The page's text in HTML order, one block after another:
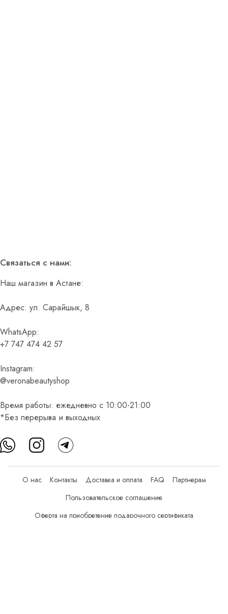
Связаться с нами:
Наш магазин в Астане:
Адрес: ул. Сарайшык, 8
WhatsApp:
+7 747 474 42 57
Instagram:
@veronabeautyshop
Время работы: ежедневно с 10:00-21:00
*Без перерыва и выходных
О нас Контакты Доставка и оплата FAQ
Партнерам
Пользовательское соглашение
Оферта на приобретение подарочного сертификата